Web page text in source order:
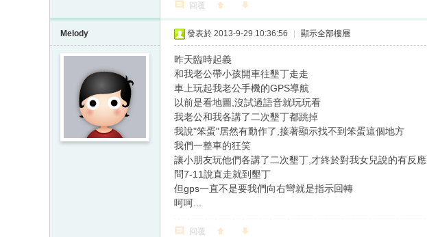
回覆
Melody 發表於 2013-9-29 10:36:56 顯示全部樓層
昨天臨時起義
和我老公帶小孩開車往墾丁走走
車上玩起我老公手機的GPS導航
以前是看地圖,沒試過語音就玩玩看
我老公和我各講了二次墾丁都跳掉
我說"笨蛋"居然有動作了,接著顯示找不到笨蛋這個地方
我們一整車的狂笑
讓小朋友玩他們各講了二次墾丁,才終於對我女兒說的有反
問7-11說直走就到墾丁
但gps一直不是要我們向右彎就是指示回轉
呵呵...
回覆